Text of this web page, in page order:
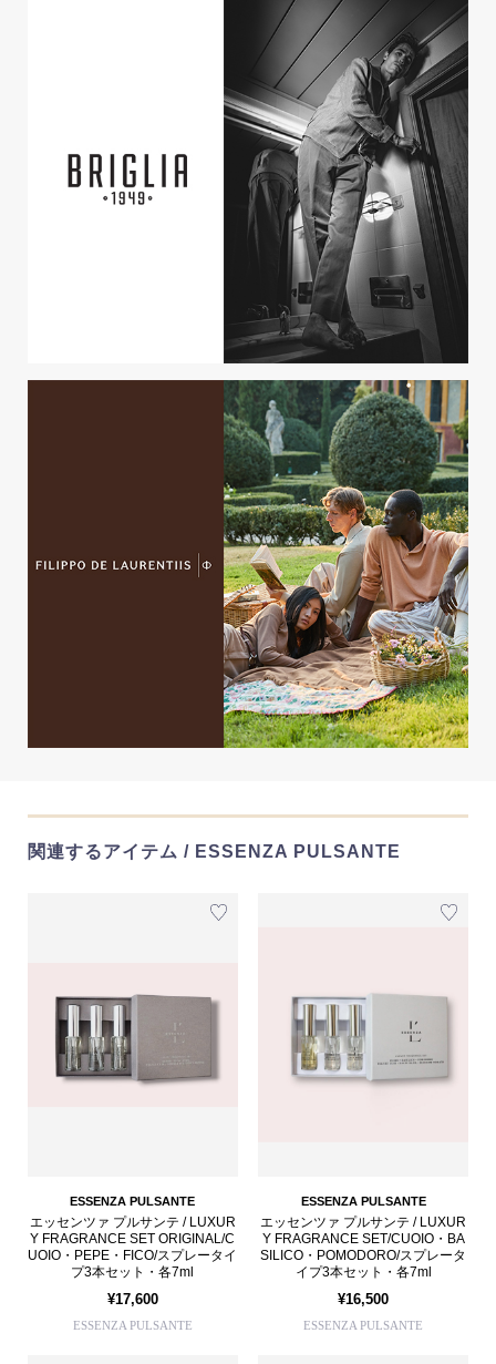
関連するアイテム / ESSENZA PULSANTE
ESSENZA PULSANTE
エッセンツァ プルサンテ / LUXUR
Y FRAGRANCE SET ORIGINAL/C
UOIO・PEPE・FICO/スプレータイ
プ3本セット・各7ml
¥17,600
ESSENZA PULSANTE
ESSENZA PULSANTE
エッセンツァ プルサンテ / LUXUR
Y FRAGRANCE SET/CUOIO・BA
SILICO・POMODORO/スプレータ
イプ3本セット・各7ml
¥16,500
ESSENZA PULSANTE